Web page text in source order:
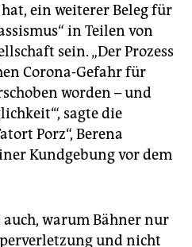
ein weiterer Beleg für
in Teilen von
sein. „Der Prozess
Corona-Gefahr für
worden – und
sagte die
Porz“, Berena
Kundgebung vor dem
warum Bähner nur
und nicht